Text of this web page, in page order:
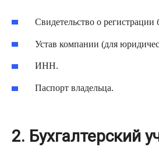
Свидетельство о регистрации
Устав компании (для
ИНН.
Паспорт владельца.
2. Бухгалтерский